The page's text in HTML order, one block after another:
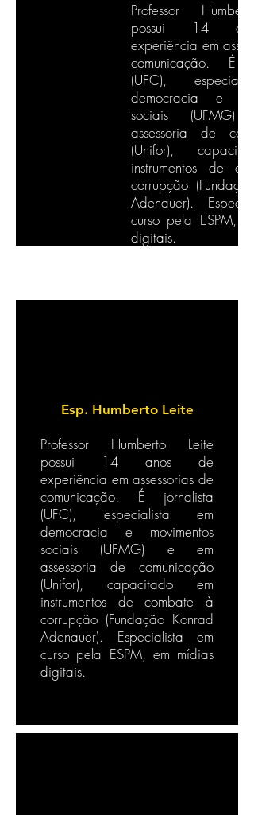
Professor
possui 14
experiência em
comunicação. É
(UFC),
democracia e
sociais
assessoria de
(Unifor),
instrumentos de
corrupção
Adenauer).
curso pela ESPM,
digitais.
Esp. Humberto Leite
Professor Humberto Leite
possui 14 anos de
experiência em assessorias de
comunicação. É jornalista
(UFC), especialista em
democracia e movimentos
sociais (UFMG) e em
assessoria de comunicação
(Unifor), capacitado em
instrumentos de combate à
corrupção (Fundação Konrad
Adenauer). Especialista em
curso pela ESPM, em mídias
digitais.